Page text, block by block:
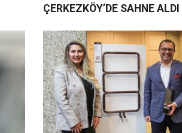
ÇERKEZKÖY’DE SAHNE ALDI